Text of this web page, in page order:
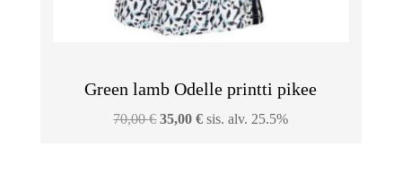
Green lamb Odelle printti pikee
70,00€ Alkuperäinen
35,00€Nykyinen
sis. alv. 25.5%